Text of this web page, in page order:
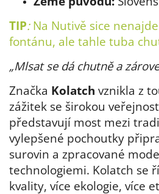
TIP: Na Nutivě sice
fontánu, ale tahle tuba
„Mlsat se dá chutně a
Značka Kolatch vznikla z
zážitek se širokou
představují most mezi
vylepšené pochoutky
surovin a zpracované
technologiemi. Kolatch se
kvality, více ekologie, více